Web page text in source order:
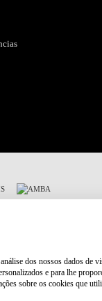
Resiliência (PRR)
dos nossos dados de
e para lhe
sobre os cookies que